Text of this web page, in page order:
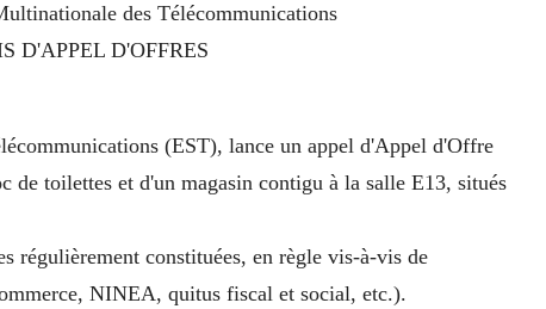
des Télécommunications
D'APPEL D'OFFRES
(EST), lance un appel d'Appel d'Offre
de toilettes et d'un magasin contigu à la salle E13, situés
régulièrement constituées, en règle vis-à-vis de
NINEA, quitus fiscal et social, etc.).